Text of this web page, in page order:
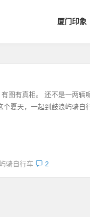
厦门印象
图有真相。 还不是一两辆
夏天，一起到鼓浪屿骑自
骑自行车 2